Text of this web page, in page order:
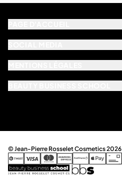
© Jean-Pierre Rosselet Cosmetics 2026